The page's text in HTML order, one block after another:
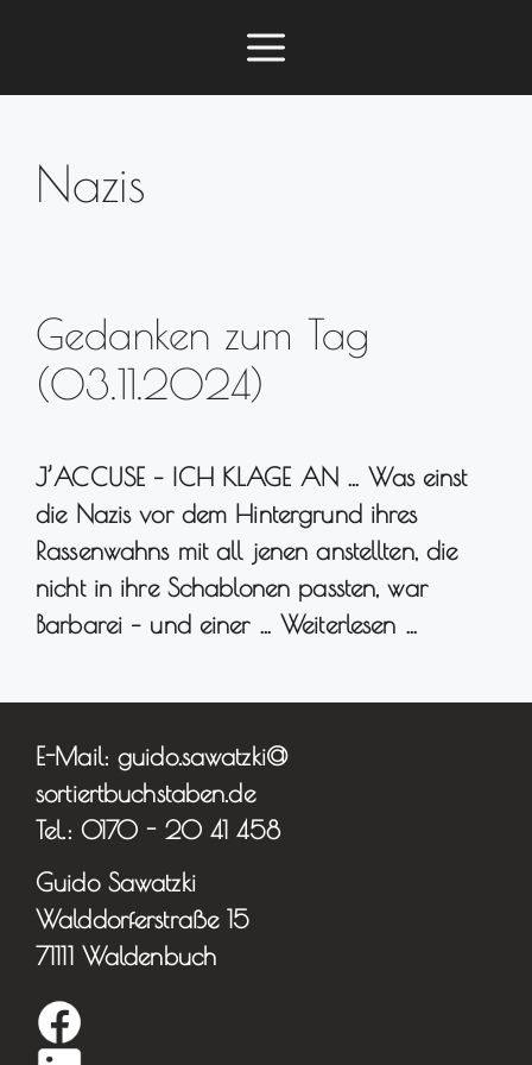
springen
Menü
Nazis
Gedanken zum Tag
(03.11.2024)
J’ACCUSE – ICH KLAGE AN … Was einst
die Nazis vor dem Hintergrund ihres
Rassenwahns mit all jenen anstellten, die
nicht in ihre Schablonen passten, war
Barbarei – und einer … Weiterlesen …
E-Mail: guido.sawatzki@
sortiertbuchstaben.de
Tel.: 0170 - 20 41 458
Guido Sawatzki
Walddorferstraße 15
71111 Waldenbuch